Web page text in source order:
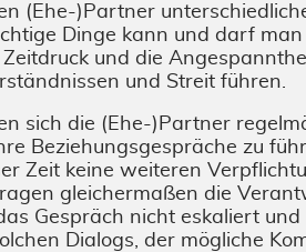
(Ehe-)Partner
Dinge kann und darf man
Zeitdruck und die
und Streit führen.
sich die (Ehe-)Partner
Beziehungsgespräche zu
Zeit keine weiteren
gleichermaßen die
Gespräch nicht eskaliert
Dialogs, der mögliche